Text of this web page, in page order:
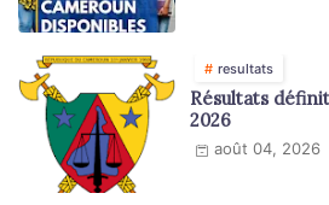
resultats
Résultats
2026
août 04, 2026